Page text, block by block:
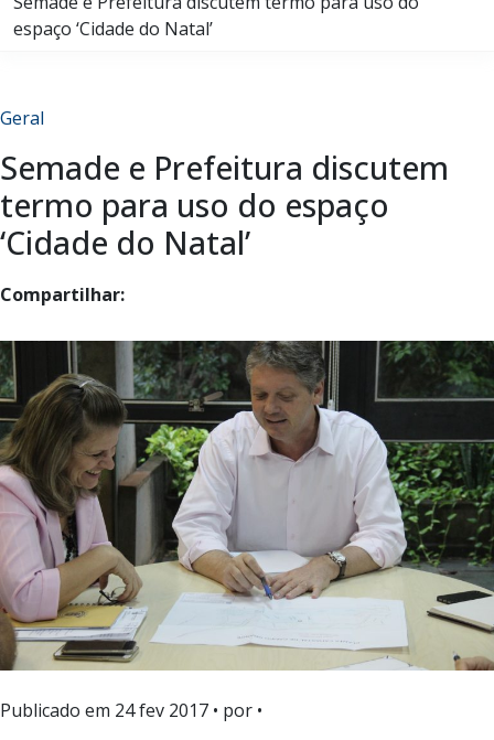
espaço ‘Cidade do Natal’
Geral
Semade e Prefeitura discutem
termo para uso do espaço
‘Cidade do Natal’
Compartilhar:
Publicado em 24 fev 2017 • por •